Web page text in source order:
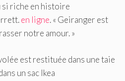
riche en histoire
en ligne. « Geiranger est
notre amour. »
est restituée dans une taie
un sac Ikea